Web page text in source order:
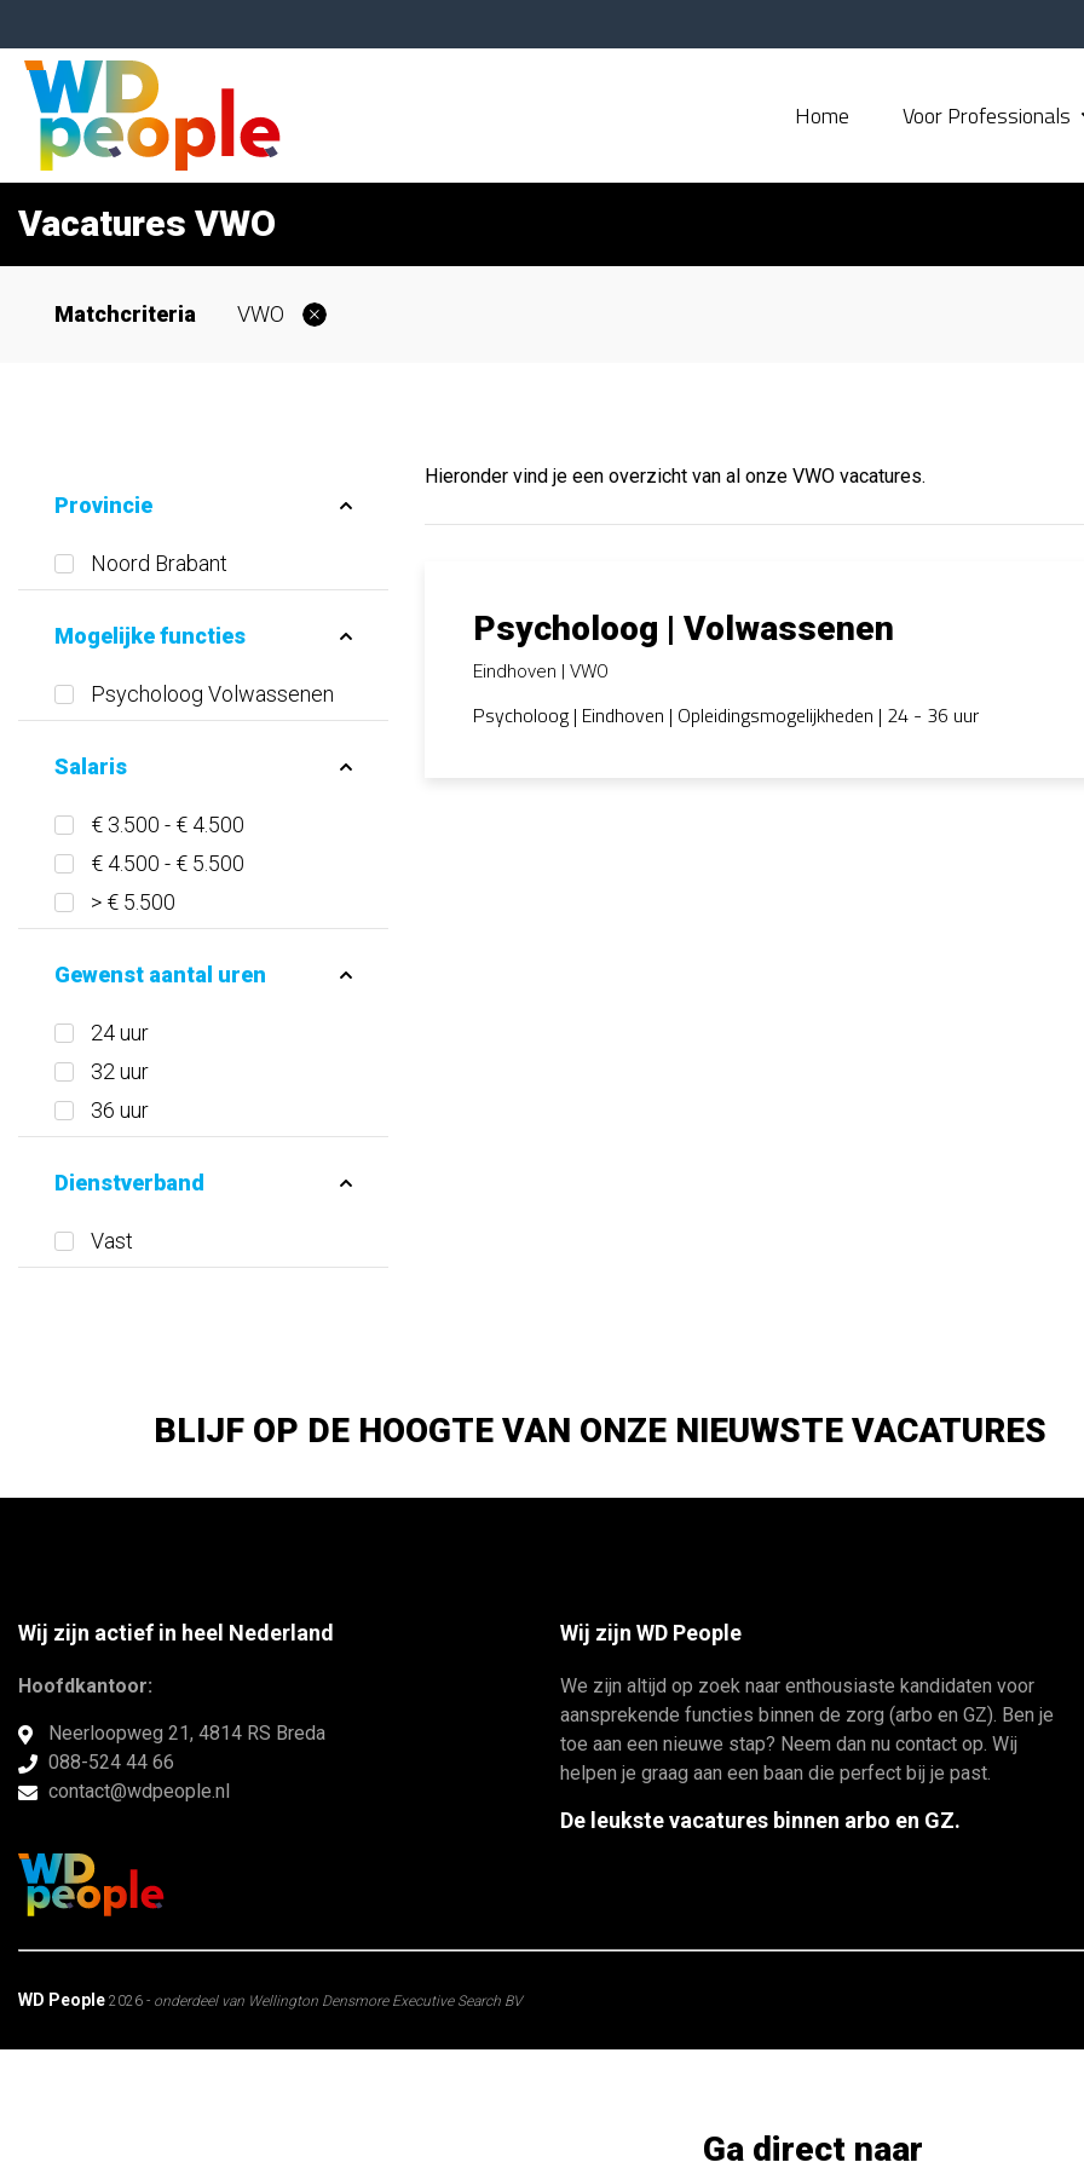
Home Voor Professionals
Vacatures VWO
Matchcriteria VWO
Provincie
Noord Brabant
Mogelijke functies
Psycholoog Volwassenen
Salaris
€ 3.500 - € 4.500
€ 4.500 - € 5.500
> € 5.500
Gewenst aantal uren
24 uur
32 uur
36 uur
Dienstverband
Vast
Hieronder vind je een overzicht van al onze VWO vacatures.
Psycholoog | Volwassenen
Eindhoven VWO
Psycholoog | Eindhoven | Opleidingsmogelijkheden | 24 - 36 uur
BLIJF OP DE HOOGTE VAN ONZE NIEUWSTE VACATURES
Wij zijn actief in heel Nederland
Hoofdkantoor:
Neerloopweg 21, 4814 RS Breda
088-524 44 66
contact@wdpeople.nl
Wij zijn WD People
We zijn altijd op zoek naar enthousiaste kandidaten voor
aansprekende functies binnen de zorg (arbo en GZ). Ben je
toe aan een nieuwe stap? Neem dan nu contact op. Wij
helpen je graag aan een baan die perfect bij je past.
De leukste vacatures binnen arbo en GZ.
WD People 2026 - onderdeel van Wellington Densmore Executive Search BV
Ga direct naar